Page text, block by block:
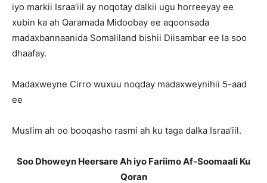
iyo markii Israa’iil ay noqotay dalkii ugu horreeyay ee
xubin ka ah Qaramada Midoobay ee aqoonsada
madaxbannaanida Somaliland bishii Diisambar ee la soo
dhaafay.
Madaxweyne Cirro wuxuu noqday madaxweynihii 5-aad
ee
Muslim ah oo booqasho rasmi ah ku taga dalka Israa’iil.
Soo Dhoweyn Heersare Ah iyo Fariimo Af-Soomaali Ku
Qoran